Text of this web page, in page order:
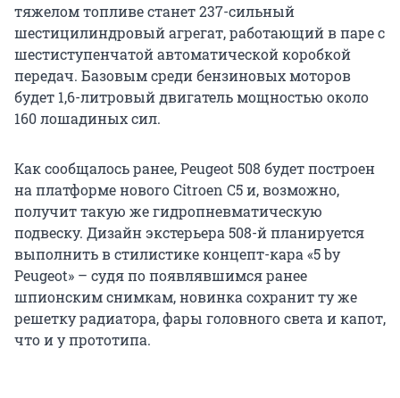
тяжелом топливе станет 237-сильный
шестицилиндровый агрегат, работающий в паре с
шестиступенчатой автоматической коробкой
передач. Базовым среди бензиновых моторов
будет 1,6-литровый двигатель мощностью около
160 лошадиных сил.
Как сообщалось ранее, Peugeot 508 будет построен
на платформе нового Citroen C5 и, возможно,
получит такую же гидропневматическую
подвеску. Дизайн экстерьера 508-й планируется
выполнить в стилистике концепт-кара «5 by
Peugeot» – судя по появлявшимся ранее
шпионским снимкам, новинка сохранит ту же
решетку радиатора, фары головного света и капот,
что и у прототипа.